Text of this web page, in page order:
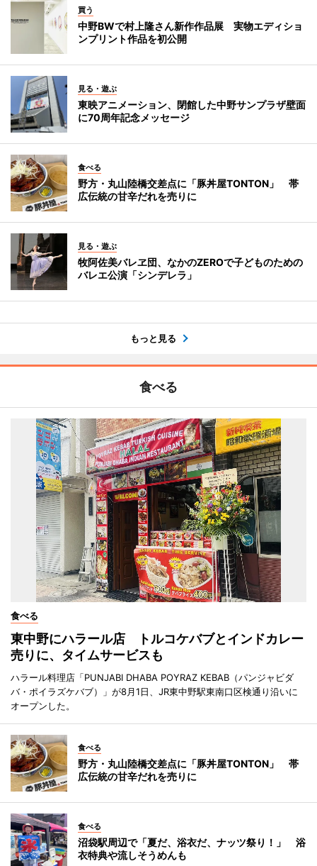
買う
中野BWで村上隆さん新作作品展 実物エディショ
ンプリント作品を初公開
見る・遊ぶ
東映アニメーション、閉館した中野サンプラザ壁面
に70周年記念メッセージ
食べる
野方・丸山陸橋交差点に「豚丼屋TONTON」 帯
広伝統の甘辛だれを売りに
見る・遊ぶ
牧阿佐美バレヱ団、なかのZEROで子どものための
バレエ公演「シンデレラ」
もっと見る
食べる
食べる
東中野にハラール店 トルコケバブとインドカレー
売りに、タイムサービスも
ハラール料理店「PUNJABI DHABA POYRAZ KEBAB（パンジャビダ
バ・ポイラズケバブ）」が8月1日、JR東中野駅東南口区検通り沿いに
オープンした。
食べる
野方・丸山陸橋交差点に「豚丼屋TONTON」 帯
広伝統の甘辛だれを売りに
食べる
沼袋駅周辺で「夏だ、浴衣だ、ナッツ祭り！」 浴
衣特典や流しそうめんも